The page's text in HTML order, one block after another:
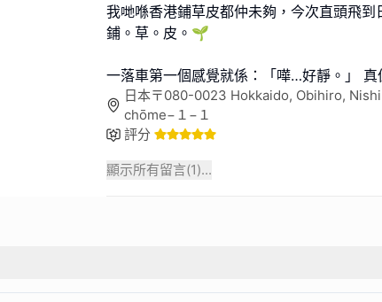
我哋喺香港鋪草皮都仲未夠，今次直頭飛
鋪。草。皮。🌱
一落車第一個感覺就係：「嘩…好靜。」 真
日本〒080-0023 Hokkaido, Obihiro,
chōme−１−１
評分
顯示所有留言(1)...